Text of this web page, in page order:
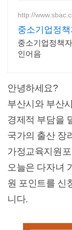
http://
중소기업정
중소기업정책
인어음
안녕하세요?
부산시와 부산
경제적 부담을
국가의 출산 장
가정교육지원
오늘은 다자녀
원 포인트를 신
니다.